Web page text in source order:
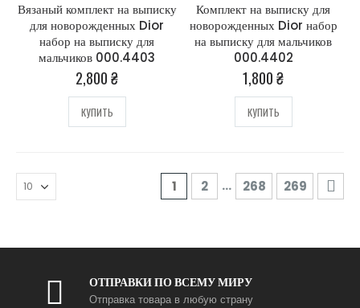
0out of 5
Вязаный комплект на выписку
для новорожденных Dior
набор на выписку для
мальчиков 000.4403
2,800₴
КУПИТЬ
0out of 5
Комплект на выписку для
новорожденных Dior набор
на выписку для мальчиков
000.4402
1,800₴
КУПИТЬ
1 2 … 268 269
ОТПРАВКИ ПО ВСЕМУ МИРУ
Отправка товара в любую страну